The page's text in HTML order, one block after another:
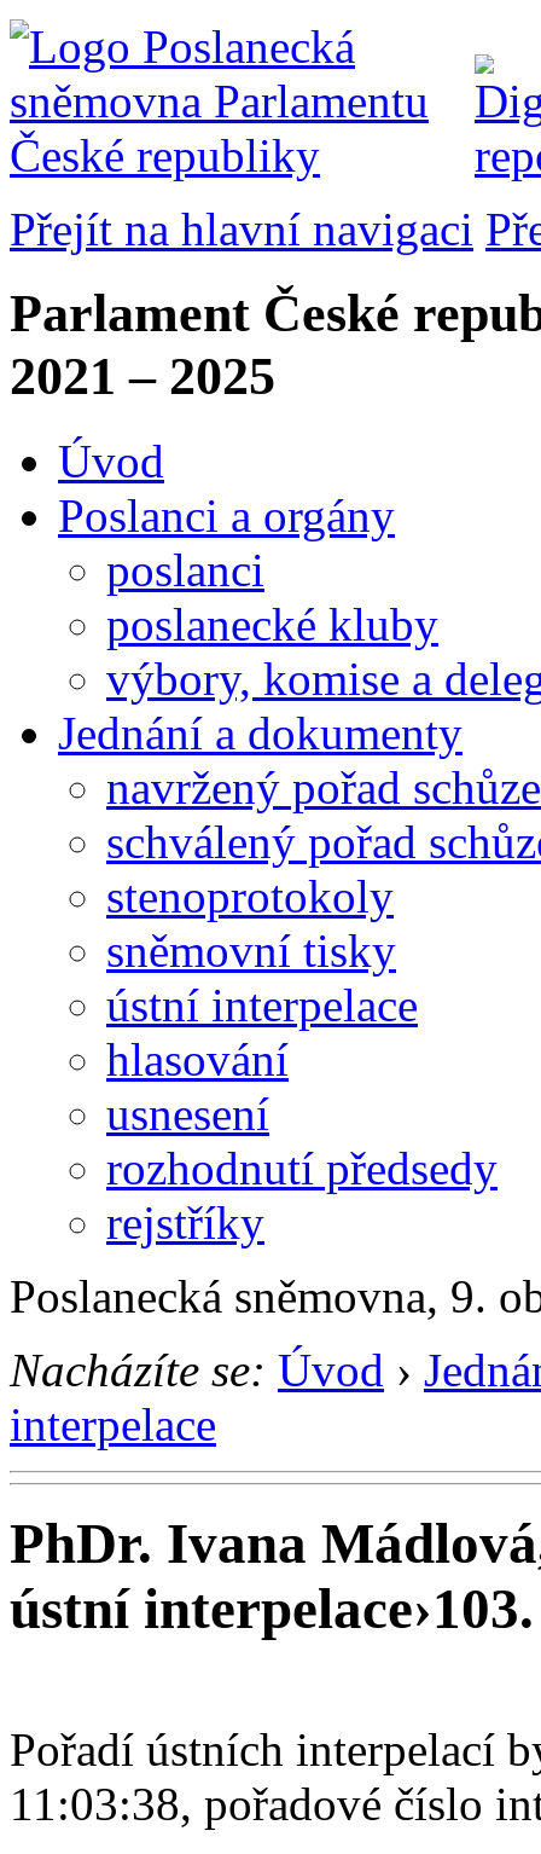
Přejít na hlavní navigaci
Parlament České
2021 – 2025
Úvod
Poslanci a orgány
poslanci
poslanecké kluby
výbory, komise a
Jednání a dokumenty
navržený pořad schůze
schválený pořad
stenoprotokoly
sněmovní tisky
ústní interpelace
hlasování
usnesení
rozhodnutí předsedy
rejstříky
Poslanecká sněmovna, 9.
Nacházíte se: Úvod ›
interpelace
PhDr. Ivana
ústní interpelace›
Pořadí ústních interpelací
11:03:38, pořadové číslo